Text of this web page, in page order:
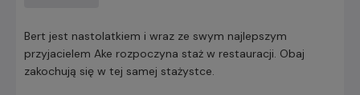
Bert jest nastolatkiem i wraz ze swym najlepszym
przyjacielem Ake rozpoczyna staż w restauracji. Obaj
zakochują się w tej samej stażystce.